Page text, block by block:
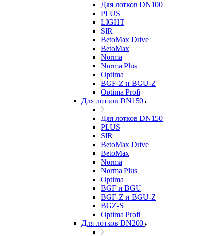
Для лотков DN100
PLUS
LIGHT
SIR
BetoMax Drive
BetoMax
Norma
Norma Plus
Optima
BGF-Z и BGU-Z
Optima Profi
Для лотков DN150
Для лотков DN150
PLUS
SIR
BetoMax Drive
BetoMax
Norma
Norma Plus
Optima
BGF и BGU
BGF-Z и BGU-Z
BGZ-S
Optima Profi
Для лотков DN200